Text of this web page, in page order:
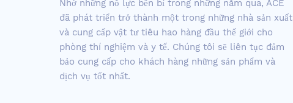
Nhờ những nỗ lực bền bỉ trong những năm qua, ACE
đã phát triển trở thành một trong những nhà sản xuất
và cung cấp vật tư tiêu hao hàng đầu thế giới cho
phòng thí nghiệm và y tế. Chúng tôi sẽ liên tục đảm
bảo cung cấp cho khách hàng những sản phẩm và
dịch vụ tốt nhất.